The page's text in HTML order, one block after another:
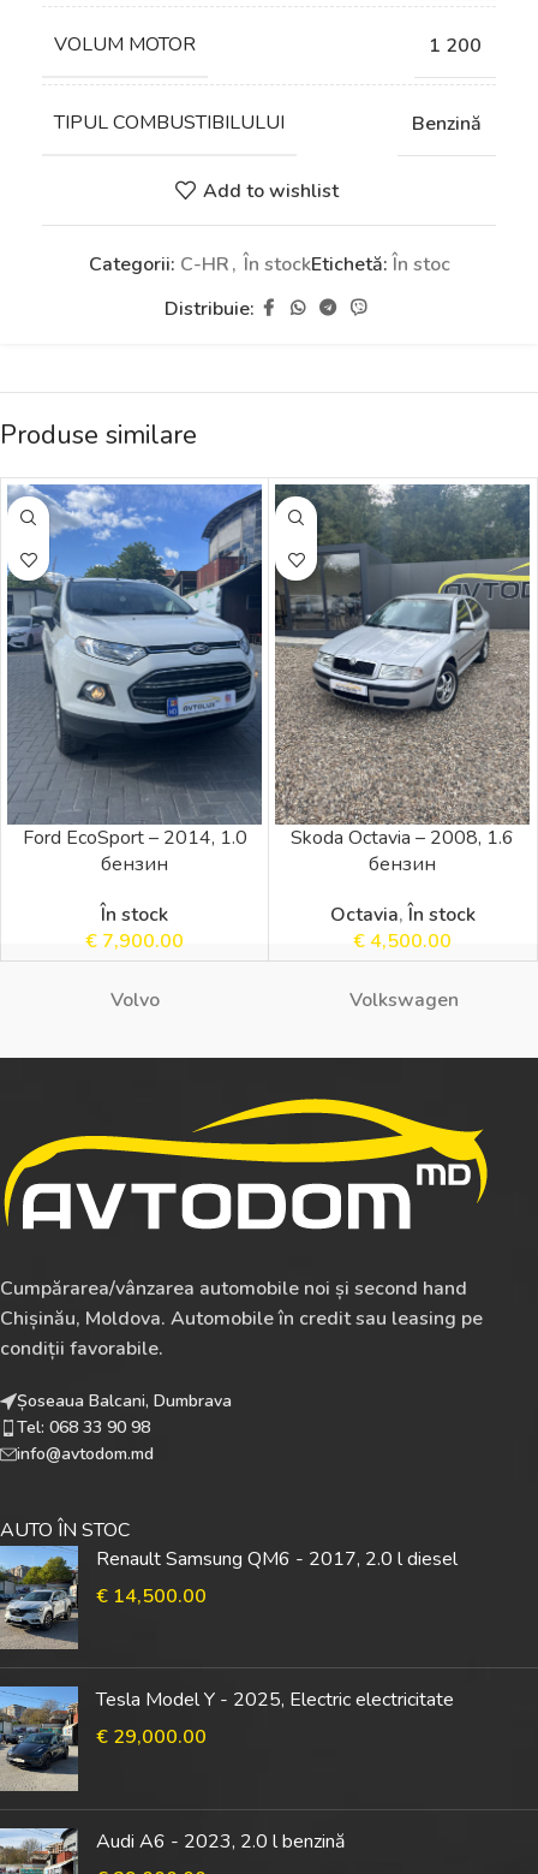
VOLUM MOTOR 1 200
TIPUL COMBUSTIBILULUI Benzină
Add to wishlist
Categorii: C-HR, În stockEtichetă: În stoc
Distribuie:
Produse similare
Ford EcoSport – 2014, 1.0
бензин
În stock
€ 7,900.00
Skoda Octavia – 2008, 1.6
бензин
Octavia,În stock
€ 4,500.00
Volvo Volkswagen
Cumpărarea/vânzarea automobile noi și second hand
Chișinău, Moldova. Automobile în credit sau leasing pe
condiții favorabile.
Șoseaua Balcani, Dumbrava
Tel: 068 33 90 98
info@avtodom.md
AUTO ÎN STOC
Renault Samsung QM6 - 2017, 2.0 l diesel
€ 14,500.00
Tesla Model Y - 2025, Electric electricitate
€ 29,000.00
Audi A6 - 2023, 2.0 l benzină